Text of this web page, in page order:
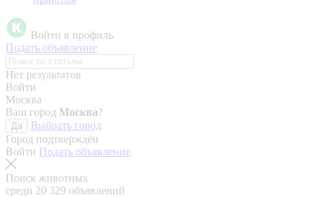
Войти в профиль
Подать объявление
Нет результатов
Войти
Москва
Ваш город Москва?
Да
Выбрать город
Город подтверждён
Войти Подать объявление
Поиск животных
среди 20 329 объявлений